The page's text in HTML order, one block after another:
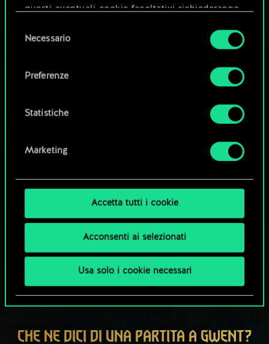
questi eventuali cookie facoltativi richiederanno
Tutti i dettagli su come utilizziamo i cookie e su
disponibili nel menu "Impostazioni" qui sotto.
delNecessario
Preferenze
Statistiche
Marketing
Accetta tutti i cookie
Acconsenti ai selezionati
Usa solo i cookie necessari
CHE NE DICI DI UNA PARTITA A GWENT?